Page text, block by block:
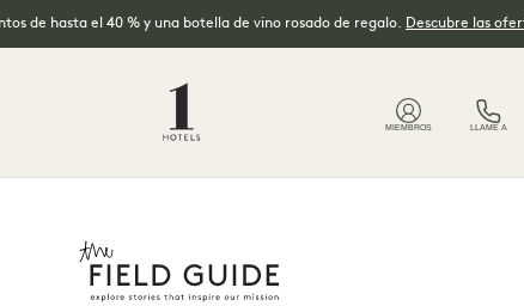
de hasta el 40 % y una botella de vino rosado de regalo. Descubre las
MIEMBROS LLAME A